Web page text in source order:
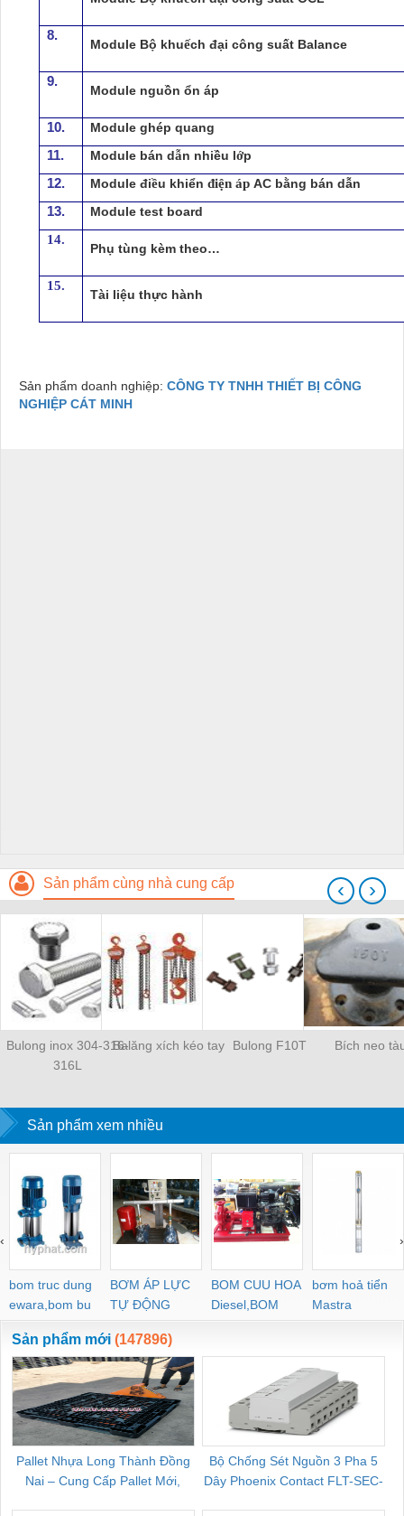
8.
Module Bộ khuếch đại công suất Balance
9.
Module nguồn ổn áp
10. Module ghép quang
11.
Module bán dẫn nhiều lớp
12.
Module điều khiển điện áp AC bằng bán dẫn
13.
Module test board
14.
Phụ tùng kèm theo…
15.
Tài liệu thực hành
Sản phẩm doanh nghiệp: CÔNG TY TNHH THIẾT BỊ CÔNG
NGHIỆP CÁT MINH
Sản phẩm cùng nhà cung cấp
Bulong inox 304-316-
316L
Balăng xích kéo tay Bulong F10T Bích neo
‹ ›
Sản phẩm xem nhiều
bom truc dung
ewara,bom bu
ewara
BƠM ÁP LỰC
TỰ ĐỘNG
BOM CUU HOA
Diesel,BOM
CHUA CHAY
bơm hoả tiển
Mastra
‹ ›
Sản phẩm mới (147896)
Pallet Nhựa Long Thành Đồng
Nai – Cung Cấp Pallet Mới,
Bộ Chống Sét Nguồn 3 Pha 5
Dây Phoenix Contact FLT-SEC-